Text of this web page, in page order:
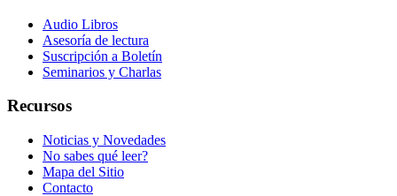
Audio Libros
Asesoría de lectura
Suscripción a Boletín
Seminarios y Charlas
Recursos
Noticias y Novedades
No sabes qué leer?
Mapa del Sitio
Contacto